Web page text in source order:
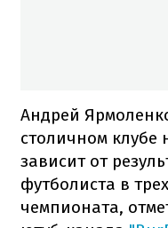
Андрей
столичном клубе
зависит от
футболиста в
чемпионата,